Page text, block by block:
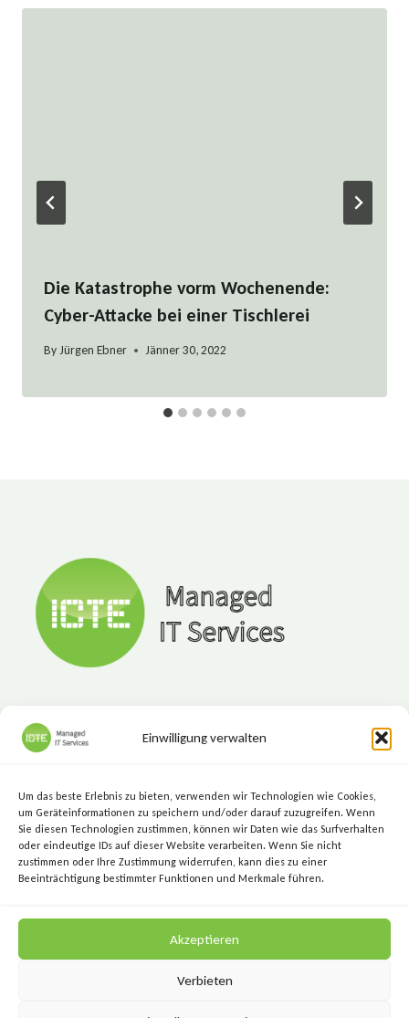
Einwilligung verwalten
Um das beste Erlebnis zu bieten, verwenden wir Technologien wie Cookies,
um Geräteinformationen zu speichern und/oder darauf zuzugreifen. Wenn
Sie diesen Technologien zustimmen, können wir Daten wie das Surfverhalten
oder eindeutige IDs auf dieser Website verarbeiten. Wenn Sie nicht
zustimmen oder Ihre Zustimmung widerrufen, kann dies zu einer
Beeinträchtigung bestimmter Funktionen und Merkmale führen.
Akzeptieren
Verbieten
Die Katastrophe vorm Wochenende:
Cyber-Attacke bei einer Tischlerei
ByJürgen Ebner Jänner 30, 2022
Marktgasse 7, 8720 Knittelfeld
+43 (3512) 209 00
info@icte.biz
KEEP IT SIMPLE.